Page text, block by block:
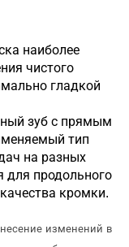
наиболее
чистого
гладкой
зуб с прямым
тип
на разных
для продольного
кромки.
изменений в